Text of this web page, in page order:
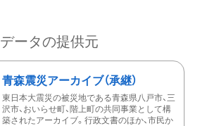
データの提供元
青森震災アーカイブ（承継）
東日本大震災の被災地である青森県八戸市、三
沢市、おいらせ町、階上町の共同事業として構
築されたアーカイブ。行政文書のほか、市民か